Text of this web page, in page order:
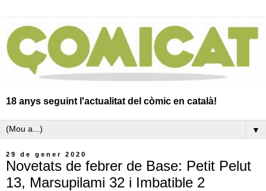
18 anys seguint l'actualitat del còmic en català!
▼
29 de gener 2020
Novetats de febrer de Base: Petit Pelut
13, Marsupilami 32 i Imbatible 2